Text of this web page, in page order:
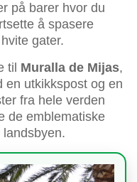
på barer hvor du
å spasere
gater.
til Muralla de Mijas,
en utkikkspost og en
fra hele verden
de emblematiske